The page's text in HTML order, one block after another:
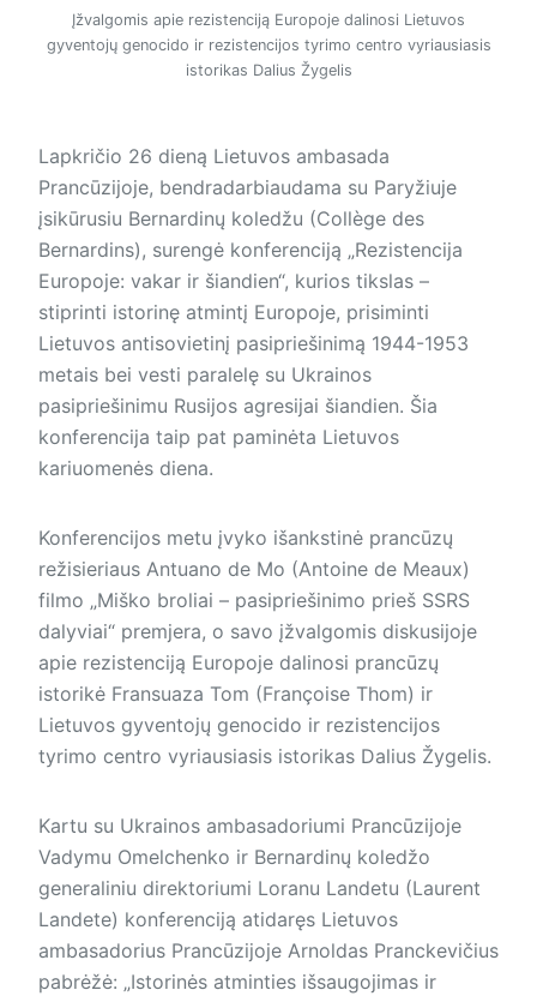
Įžvalgomis apie rezistenciją Europoje dalinosi Lietuvos
gyventojų genocido ir rezistencijos tyrimo centro vyriausiasis
istorikas Dalius Žygelis
Lapkričio 26 dieną Lietuvos ambasada
Prancūzijoje, bendradarbiaudama su Paryžiuje
įsikūrusiu Bernardinų koledžu (Collège des
Bernardins), surengė konferenciją „Rezistencija
Europoje: vakar ir šiandien“, kurios tikslas –
stiprinti istorinę atmintį Europoje, prisiminti
Lietuvos antisovietinį pasipriešinimą 1944-1953
metais bei vesti paralelę su Ukrainos
pasipriešinimu Rusijos agresijai šiandien. Šia
konferencija taip pat paminėta Lietuvos
kariuomenės diena.
Konferencijos metu įvyko išankstinė prancūzų
režisieriaus Antuano de Mo (Antoine de Meaux)
filmo „Miško broliai – pasipriešinimo prieš SSRS
dalyviai“ premjera, o savo įžvalgomis diskusijoje
apie rezistenciją Europoje dalinosi prancūzų
istorikė Fransuaza Tom (Françoise Thom) ir
Lietuvos gyventojų genocido ir rezistencijos
tyrimo centro vyriausiasis istorikas Dalius Žygelis.
Kartu su Ukrainos ambasadoriumi Prancūzijoje
Vadymu Omelchenko ir Bernardinų koledžo
generaliniu direktoriumi Loranu Landetu (Laurent
Landete) konferenciją atidaręs Lietuvos
ambasadorius Prancūzijoje Arnoldas Pranckevičius
pabrėžė: „Istorinės atminties išsaugojimas ir